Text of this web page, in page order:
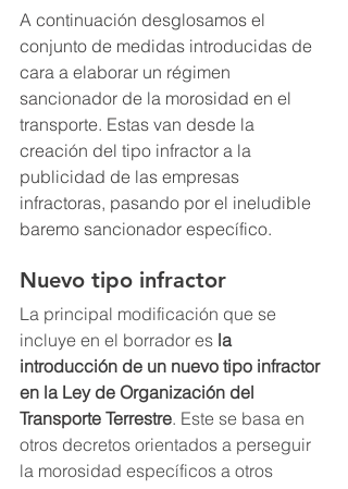
A continuación desglosamos el
conjunto de medidas introducidas de
cara a elaborar un régimen
sancionador de la morosidad en el
transporte. Estas van desde la
creación del tipo infractor a la
publicidad de las empresas
infractoras, pasando por el ineludible
baremo sancionador específico.
Nuevo tipo infractor
La principal modificación que se
incluye en el borrador es la
introducción de un nuevo tipo infractor
en la Ley de Organización del
Transporte Terrestre. Este se basa en
otros decretos orientados a perseguir
la morosidad específicos a otros